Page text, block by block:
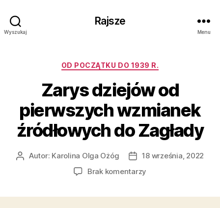
Wyszukaj
Rajsze
Menu
Kategorie
OD POCZĄTKU DO 1939 R.
Zarys dziejów od
pierwszych wzmianek
źródłowych do Zagłady
AutorAutor: Karolina Olga Ożóg
Data18 września, 2022
Brak komentarzy